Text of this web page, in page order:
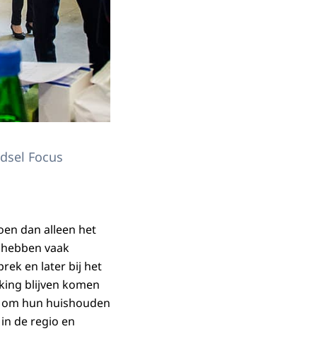
Focus
dan alleen het
vaak
en later bij het
blijven komen
hun huishouden
de regio en